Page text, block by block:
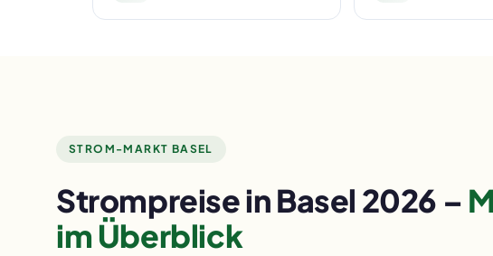
STROM-MARKT BASEL
Strompreise in Basel 2026 –
im Überblick